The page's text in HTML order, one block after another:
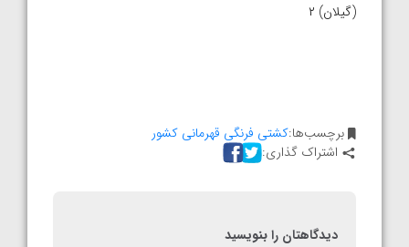
(گیلان) ۲
برچسب‌ها:کشتی فرنگی قهرمانی کشور
اشتراک گذاری:
دیدگاهتان را بنویسید